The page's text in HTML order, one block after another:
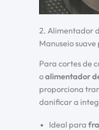
2. Alimentador
Manuseio
Para cortes de
oalimentador
proporciona
danificar a
Ideal para